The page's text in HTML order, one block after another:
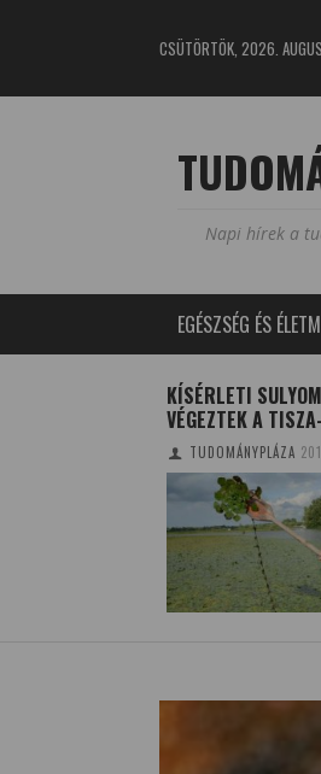
CSÜTÖRTÖK, 2026.
Napi hírek a
EGÉSZSÉG ÉS
KÍSÉRLETI
VÉGEZTEK A
TUDOMÁNYPLÁZA